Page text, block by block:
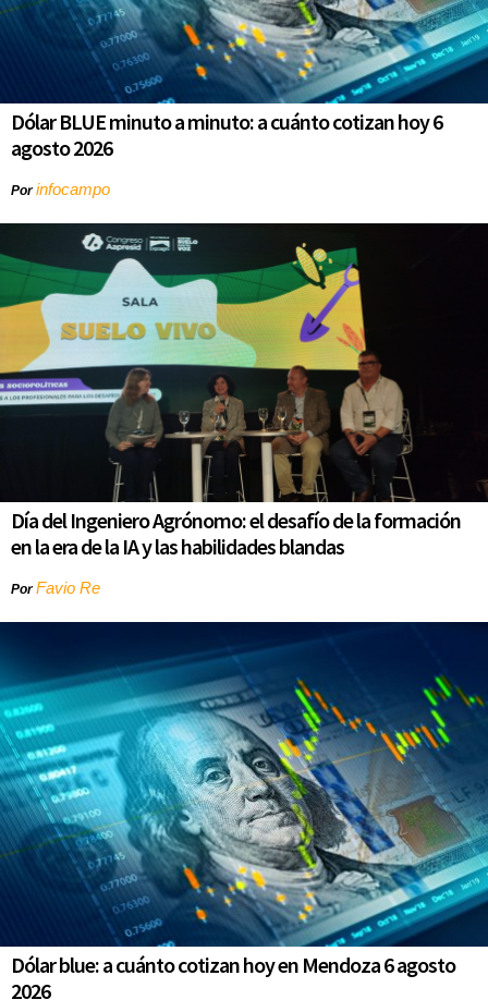
Dólar BLUE minuto a minuto: a cuánto cotizan hoy 6
agosto 2026
Porinfocampo
Día del Ingeniero Agrónomo: el desafío de la formación
en la era de la IA y las habilidades blandas
PorFavio Re
Dólar blue: a cuánto cotizan hoy en Mendoza 6 agosto
2026